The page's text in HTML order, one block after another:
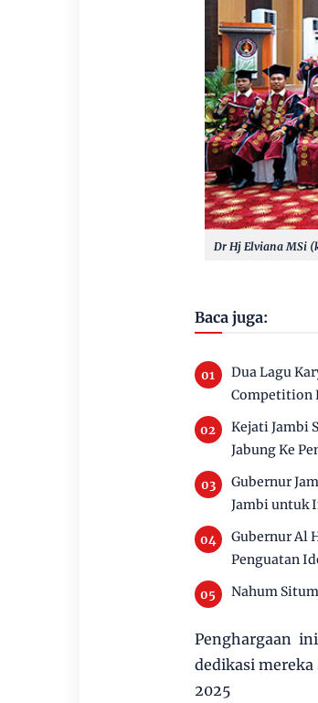
Dr Hj Elviana MSi
Baca juga:
Dua Lagu
Competition
Kejati Jambi
Jabung Ke
Gubernur
Jambi untuk
Gubernur Al
Penguatan
Nahum
Penghargaan
dedikasi mereka
2025